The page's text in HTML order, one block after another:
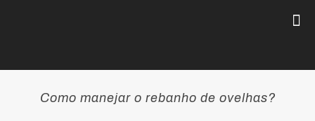
Como manejar o rebanho de ovelhas?